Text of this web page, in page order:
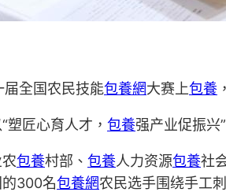
全国农民技能包養網大赛上包養
“塑匠心育人才， 包養强产业促振兴
包養村部、 包養人力资源包養社
300名包養網农民选手围绕手工